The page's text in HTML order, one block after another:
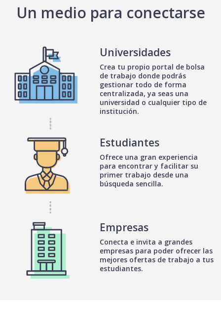
Un medio para conectarse
Universidades
Crea tu propio portal de bolsa
de trabajo donde podrás
gestionar todo de forma
centralizada, ya seas una
universidad o cualquier tipo de
institución.
Estudiantes
Ofrece una gran experiencia
para encontrar y facilitar su
primer trabajo desde una
búsqueda sencilla.
Empresas
Conecta e invita a grandes
empresas para poder ofrecer las
mejores ofertas de trabajo a tus
estudiantes.